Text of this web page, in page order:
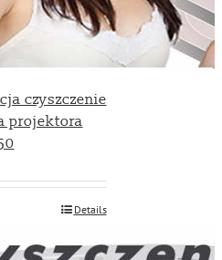
czyszczenie
projektora
Details